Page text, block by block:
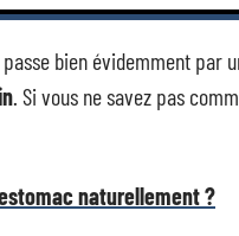
bien évidemment par
. Si vous ne savez pas
naturellement ?